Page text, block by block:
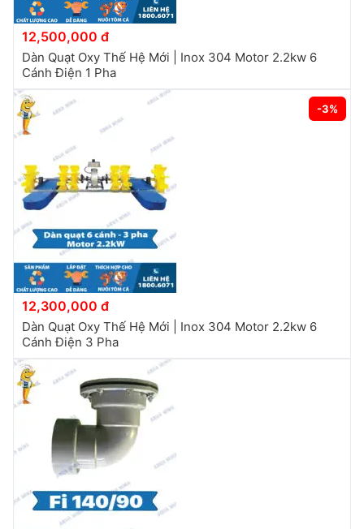
12,500,000 đ
Dàn Quạt Oxy Thế Hệ Mới | Inox 304 Motor 2.2kw 6
Cánh Điện 1 Pha
-3%
12,300,000 đ
Dàn Quạt Oxy Thế Hệ Mới | Inox 304 Motor 2.2kw 6
Cánh Điện 3 Pha